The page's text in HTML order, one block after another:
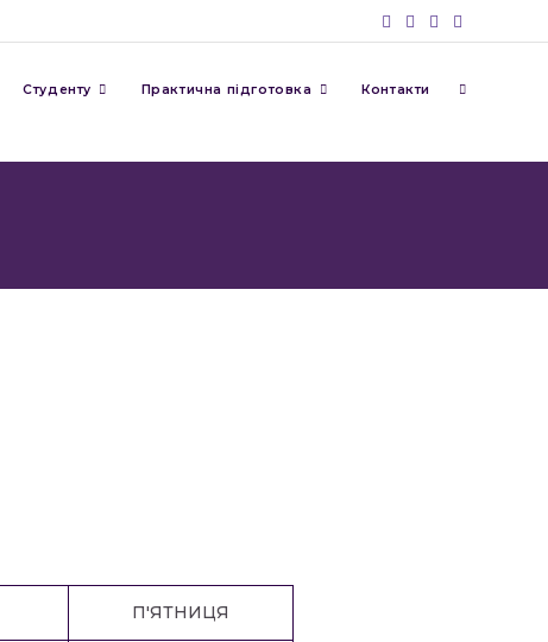
Студенту Практична підготовка Контакти
П'ЯТНИЦЯ